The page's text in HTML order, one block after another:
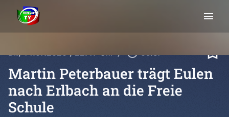
menu
Di., 14.07.2020, 22:49 Uhr / play_circle_outline08:37 bookmark_border
Martin Peterbauer trägt Eulen
nach Erlbach an die Freie
Schule